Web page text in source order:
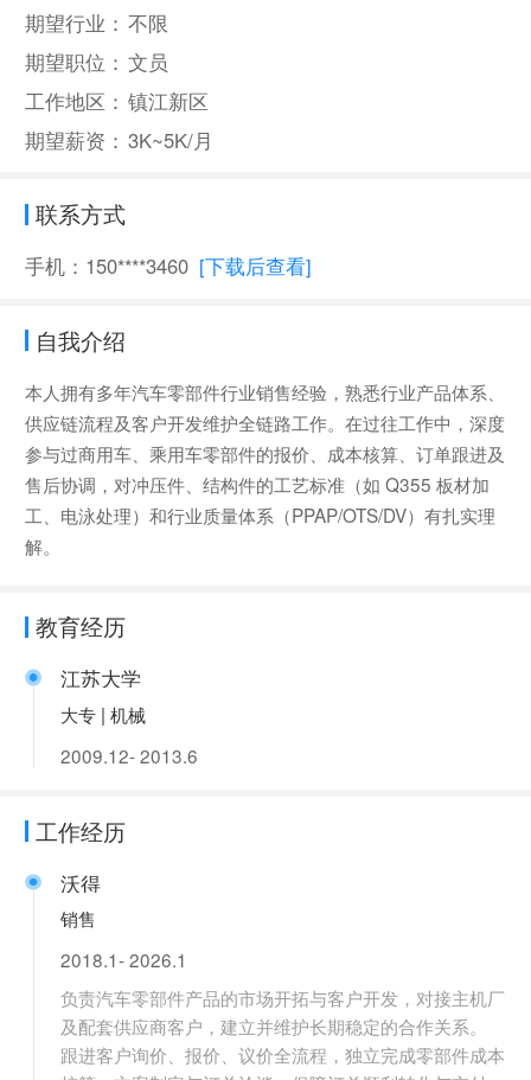
期望行业： 不限
期望职位： 文员
工作地区： 镇江新区
期望薪资： 3K~5K/月
联系方式
手机：150****3460 [下载后查看]
自我介绍
本人拥有多年汽车零部件行业销售经验，熟悉行业产品体系、
供应链流程及客户开发维护全链路工作。在过往工作中，深度
参与过商用车、乘用车零部件的报价、成本核算、订单跟进及
售后协调，对冲压件、结构件的工艺标准（如 Q355 板材加
工、电泳处理）和行业质量体系（PPAP/OTS/DV）有扎实理
解。
教育经历
江苏大学
大专 | 机械
2009.12- 2013.6
工作经历
沃得
销售
2018.1- 2026.1
负责汽车零部件产品的市场开拓与客户开发，对接主机厂
及配套供应商客户，建立并维护长期稳定的合作关系。
跟进客户询价、报价、议价全流程，独立完成零部件成本